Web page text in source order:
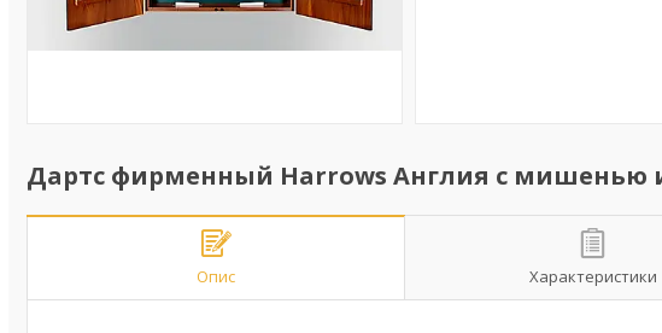
Дартс фирменный Harrows Англия с мишенью
Опис Характеристики